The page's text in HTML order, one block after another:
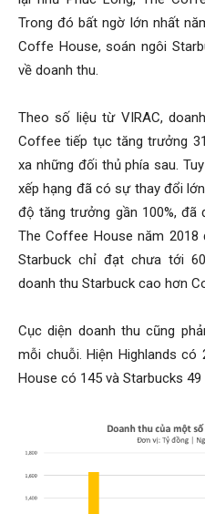
Trong đó bất ngờ lớn nhất
Coffe House, soán ngôi
về doanh thu.
Theo số liệu từ VIRAC,
Coffee tiếp tục tăng trưởng
xa những đối thủ phía sau.
xếp hạng đã có sự thay đổi
độ tăng trưởng gần 100%, đã
The Coffee House năm
Starbuck chỉ đạt chưa tới
doanh thu Starbuck cao hơn
Cục diện doanh thu cũng
mỗi chuỗi. Hiện Highlands
House có 145 và Starbucks 49